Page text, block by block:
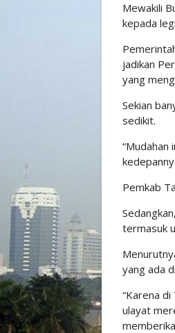
Mewakili
kepada
jadikan
yang
Sekian
sedikit.
“Mudahan
Pemkab
termasuk
yang ada
“Karena
ulayat